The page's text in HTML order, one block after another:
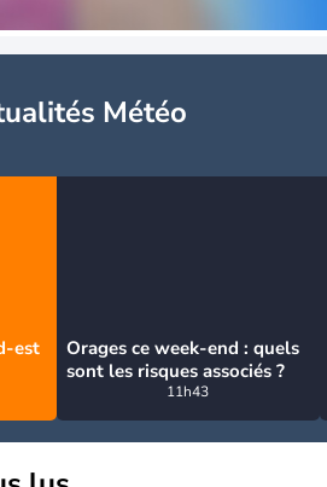
Météo
est
Orages ce week-end : quels
sont les risques associés ?
11h43